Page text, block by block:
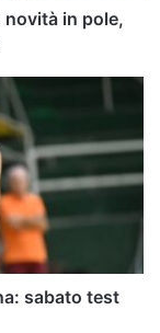
novità in pole,
sabato test